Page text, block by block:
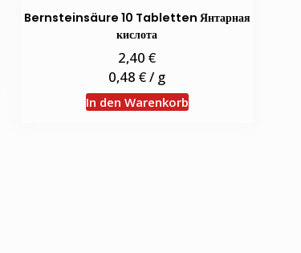
Bernsteinsäure 10 Tabletten Янтарная
кислота
2,40€
0,48€/ g
In den Warenkorb